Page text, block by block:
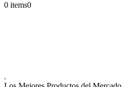
0 items0
.